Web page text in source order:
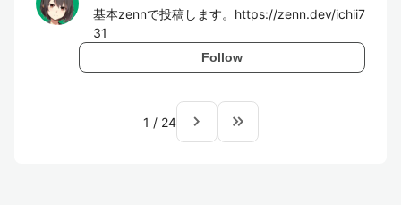
基本zennで投稿します。https://zenn.dev/ichii7
31
Follow
1 / 24 navigate_next keyboard_double_arrow_right